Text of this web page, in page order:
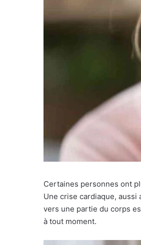
Certaines personnes ont
Une crise cardiaque,
vers une partie du corps
à tout moment.